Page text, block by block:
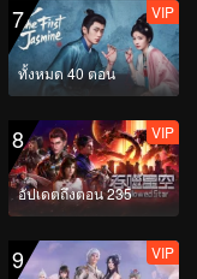
VIP
VIP
ตัวอย่าง
7
ทั้งหมด 40 ตอน
VIP
8
อัปเดตถึงตอน 235
VIP
9 VIP